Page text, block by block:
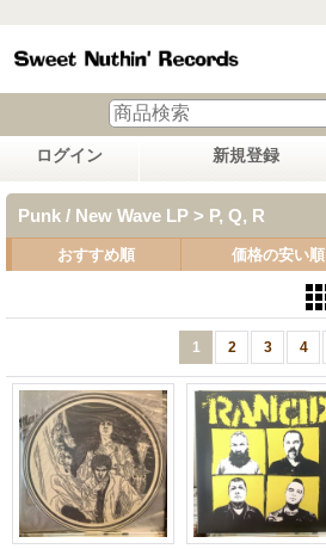
ログイン 新規登録
Punk / New Wave LP > P, Q, R
おすすめ順 価格の安い順
1 2 3 4